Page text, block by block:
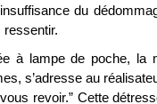
du
ressentir.
à lampe de poche, la
s’adresse au
revoir.” Cette